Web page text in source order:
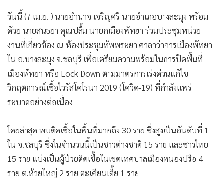
•
ต่างประเทศ
•
Special Scoop
• เศรษฐกิจ-ธุรกิจ
• จีน
• ชุมชน-คุณภาพชีวิต
• อาชญากรรม
• Motoring
• วิทยาศาสตร์
• SMEs
• หุ้น
• อินโดจีน
วันนี้ (7 เม.ย. ) นายอำนาจ เจริญศรี นายอำเภอบางละมุง พร้อม
ด้วย นายสนธยา คุณปลื้ม นายกเมืองพัทยา ร่วมประชุมหน่วย
งานที่เกี่ยวข้อง ณ ห้องประชุมทัพพระยา ศาลาว่าการเมืองพัทยา
ใน อ.บางละมุง จ.ชลบุรี เพื่อเตรียมความพร้อมในการปิดพื้นที่
เมืองพัทยา หรือ Lock Down ตามมาตรการเร่งด่วนแก้ไข
วิกฤตการณ์เชื้อไวรัสโคโรนา 2019 (โควิด-19) ที่กำลังแพร่
ระบาดอย่างต่อเนื่อง
โดยล่าสุด พบติดเชื้อในพื้นที่มากถึง 30 ราย ซึ่งสูงเป็นอันดับที่ 1
ใน จ.ชลบุรี ซึ่งในจำนวนนี้เป็นชาวต่างชาติ 15 ราย และชาวไทย
15 ราย แบ่งเป็นผู้ป่วยติดเชื้อในเขตเทศบาลเมืองหนองปรือ 4
ราย ต.ห้วยใหญ่ 2 ราย ตะเคียนเตี้ย 1 ราย